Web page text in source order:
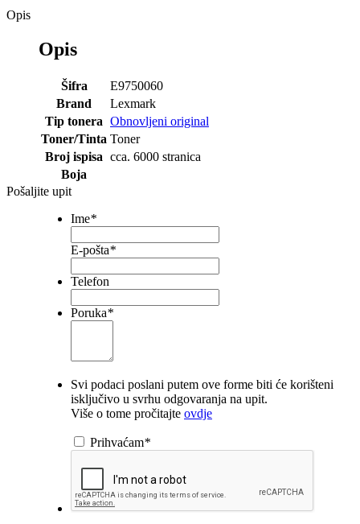
Opis
Opis
Šifra
E9750060
Brand
Lexmark
Tip tonera Obnovljeni original
Toner/Tinta Toner
Broj ispisa cca. 6000 stranica
Boja
Pošaljite upit
Ime*
E-pošta*
Telefon
Poruka*
Svi podaci poslani putem ove forme biti će korišteni
isključivo u svrhu odgovaranja na upit.
Više o tome pročitajte ovdje
Prihvaćam*